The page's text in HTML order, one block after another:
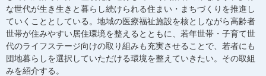
な世代が生き生きと暮らし続けられる住まい・まちづくりを推進し
ていくこととしている。地域の医療福祉施設を核としながら高齢者
世帯が住みやすい居住環境を整えるとともに、若年世帯・子育て世
代のライフステージ向けの取り組みも充実させることで、若者にも
団地暮らしを選択していただける環境を整えていきたい。その取組
みを紹介する。